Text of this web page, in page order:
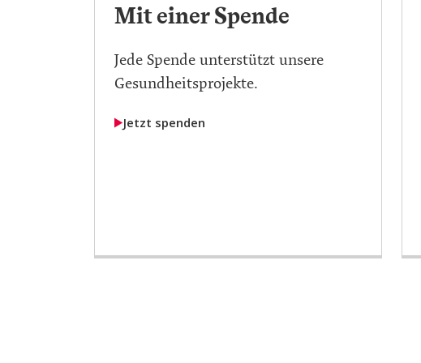
Mit einer Spende
Jede Spende unterstützt unsere
Gesundheitsprojekte.
Jetzt spenden